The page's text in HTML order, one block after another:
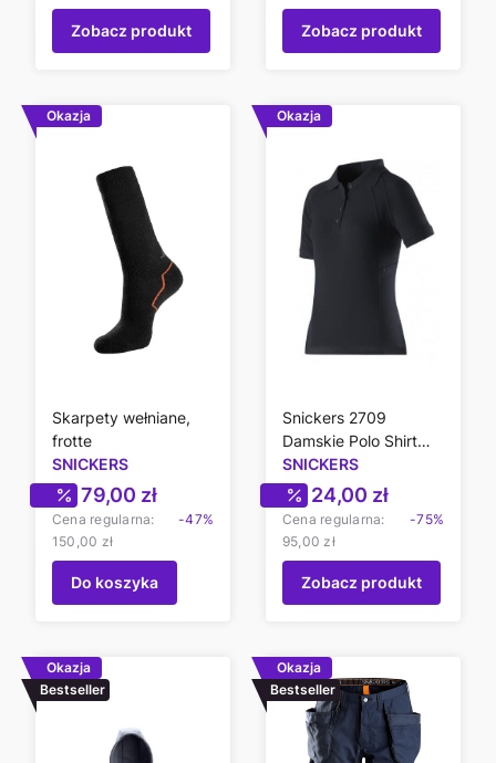
Zobacz produkt Zobacz produkt
Okazja
Skarpety wełniane,
frotte
SNICKERS
Cena promocyjna
79,00 zł
Cena regularna:
150,00 zł
-47%
Do koszyka
Okazja
Snickers 2709
Damskie Polo Shirt
Black
SNICKERS
Cena
24,00 zł
Cena regularna:
95,00 zł
-75%
Zobacz produkt
Okazja
Bestseller
Okazja
Bestseller